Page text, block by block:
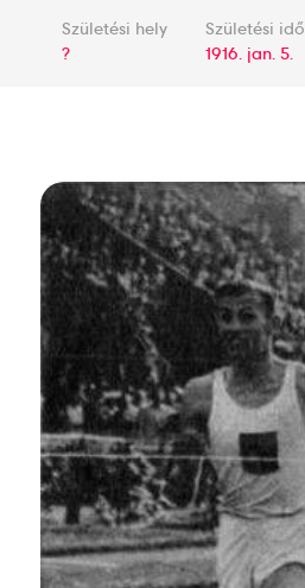
Születési hely
?
Születési idő
1916. jan. 5.